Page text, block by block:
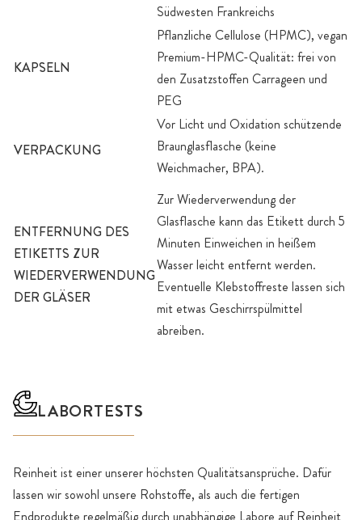
Südwesten Frankreichs
KAPSELN
Pflanzliche Cellulose (HPMC), vegan
Premium-HPMC-Qualität: frei von
den Zusatzstoffen Carrageen und
PEG
VERPACKUNG
Vor Licht und Oxidation schützende
Braunglasflasche (keine
Weichmacher, BPA).
ENTFERNUNG DES
ETIKETTS ZUR
WIEDERVERWENDUNG
DER GLÄSER
Zur Wiederverwendung der
Glasflasche kann das Etikett durch 5
Minuten Einweichen in heißem
Wasser leicht entfernt werden.
Eventuelle Klebstoffreste lassen sich
mit etwas Geschirrspülmittel
abreiben.
LABORTESTS
Reinheit ist einer unserer höchsten Qualitätsansprüche. Dafür
lassen wir sowohl unsere Rohstoffe, als auch die fertigen
Endprodukte regelmäßig durch unabhängige Labore auf Reinheit